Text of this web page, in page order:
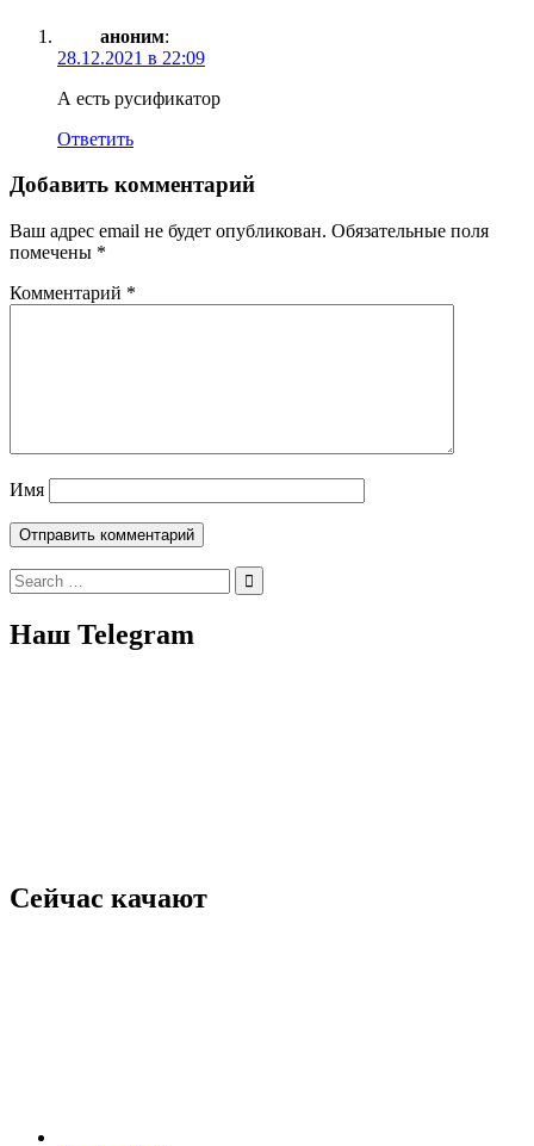
аноним:
28.12.2021 в 22:09
А есть русификатор
Ответить
Добавить комментарий
Ваш адрес email не будет опубликован. Обязательные поля
помечены *
Комментарий *
Имя
Search
for:
Наш Telegram
Сейчас качают